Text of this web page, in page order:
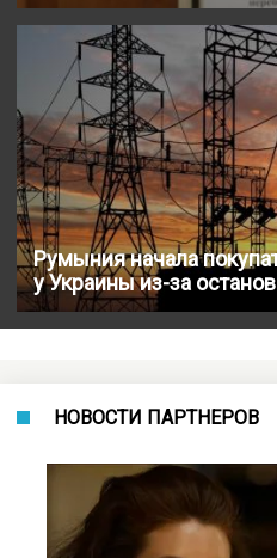
Румыния начала
у Украины из-за
НОВОСТИ ПАРТНЕРОВ